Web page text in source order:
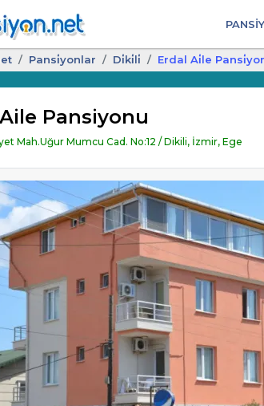
Pansi̇yonlar Di̇ki̇li̇ Erdal Ai̇le
Pansiyonu
Mah.Uğur Mumcu Cad. No:12 / Dikili, İzmir, Ege